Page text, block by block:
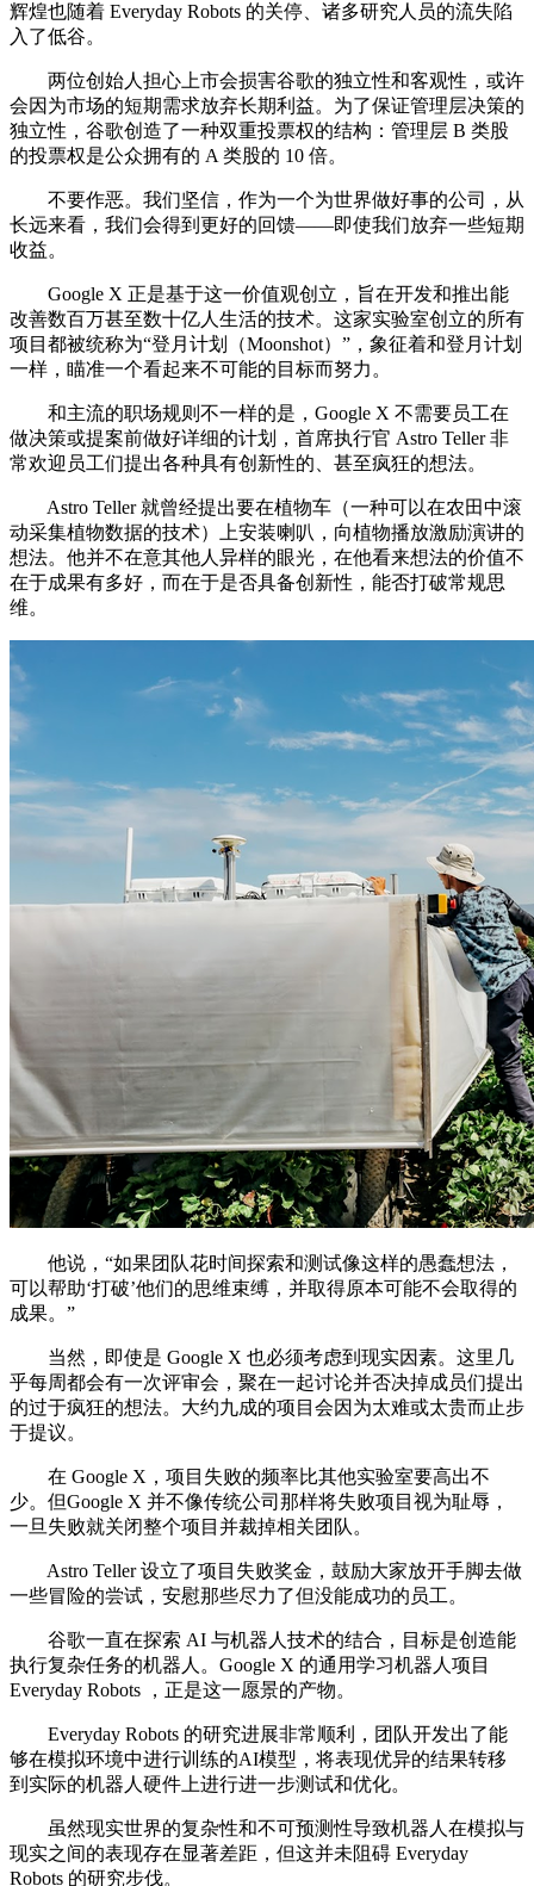
辉煌也随着 Everyday Robots 的关停、诸多研究人员的流失陷
入了低谷。
两位创始人担心上市会损害谷歌的独立性和客观性，或许
会因为市场的短期需求放弃长期利益。为了保证管理层决策的
独立性，谷歌创造了一种双重投票权的结构：管理层 B 类股
的投票权是公众拥有的 A 类股的 10 倍。
不要作恶。我们坚信，作为一个为世界做好事的公司，从
长远来看，我们会得到更好的回馈——即使我们放弃一些短期
收益。
Google X 正是基于这一价值观创立，旨在开发和推出能
改善数百万甚至数十亿人生活的技术。这家实验室创立的所有
项目都被统称为“登月计划（Moonshot）”，象征着和登月计划
一样，瞄准一个看起来不可能的目标而努力。
和主流的职场规则不一样的是，Google X 不需要员工在
做决策或提案前做好详细的计划，首席执行官 Astro Teller 非
常欢迎员工们提出各种具有创新性的、甚至疯狂的想法。
Astro Teller 就曾经提出要在植物车（一种可以在农田中滚
动采集植物数据的技术）上安装喇叭，向植物播放激励演讲的
想法。他并不在意其他人异样的眼光，在他看来想法的价值不
在于成果有多好，而在于是否具备创新性，能否打破常规思
维。
他说，“如果团队花时间探索和测试像这样的愚蠢想法，
可以帮助‘打破’他们的思维束缚，并取得原本可能不会取得的
成果。”
当然，即使是 Google X 也必须考虑到现实因素。这里几
乎每周都会有一次评审会，聚在一起讨论并否决掉成员们提出
的过于疯狂的想法。大约九成的项目会因为太难或太贵而止步
于提议。
在 Google X，项目失败的频率比其他实验室要高出不
少。但Google X 并不像传统公司那样将失败项目视为耻辱，
一旦失败就关闭整个项目并裁掉相关团队。
Astro Teller 设立了项目失败奖金，鼓励大家放开手脚去做
一些冒险的尝试，安慰那些尽力了但没能成功的员工。
谷歌一直在探索 AI 与机器人技术的结合，目标是创造能
执行复杂任务的机器人。Google X 的通用学习机器人项目
Everyday Robots ，正是这一愿景的产物。
Everyday Robots 的研究进展非常顺利，团队开发出了能
够在模拟环境中进行训练的AI模型，将表现优异的结果转移
到实际的机器人硬件上进行进一步测试和优化。
虽然现实世界的复杂性和不可预测性导致机器人在模拟与
现实之间的表现存在显著差距，但这并未阻碍 Everyday
Robots 的研究步伐。